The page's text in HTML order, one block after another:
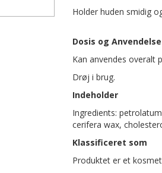
Holder huden smidig
Dosis og Anvendelse
Kan anvendes overalt
Drøj i brug.
Indeholder
Ingredients:
cerifera wax,
Klassificeret som
Produktet er et